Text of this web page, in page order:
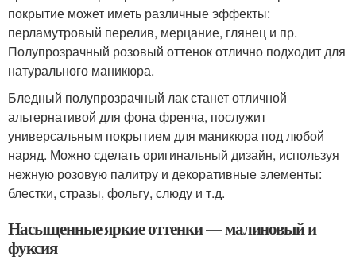
покрытие может иметь различные эффекты:
перламутровый перелив, мерцание, глянец и пр.
Полупрозрачный розовый оттенок отлично подходит для
натурального маникюра.
Бледный полупрозрачный лак станет отличной
альтернативой для фона френча, послужит
универсальным покрытием для маникюра под любой
наряд. Можно сделать оригинальный дизайн, используя
нежную розовую палитру и декоративные элементы:
блестки, стразы, фольгу, слюду и т.д.
Насыщенные яркие оттенки — малиновый и
фуксия